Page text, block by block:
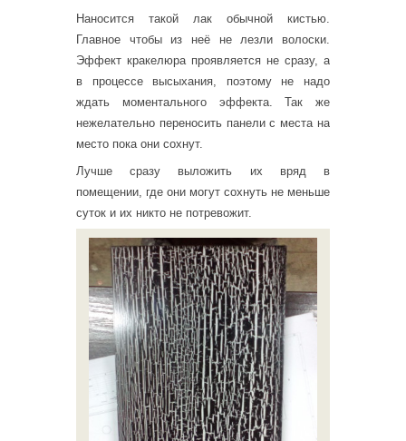
Наносится такой лак обычной кистью.
Главное чтобы из неё не лезли волоски.
Эффект кракелюра проявляется не сразу, а
в процессе высыхания, поэтому не надо
ждать моментального эффекта. Так же
нежелательно переносить панели с места на
место пока они сохнут.
Лучше сразу выложить их вряд в
помещении, где они могут сохнуть не меньше
суток и их никто не потревожит.